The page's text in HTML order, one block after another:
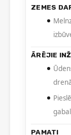
ZEMES
ĀRĒJIE
PAMATI